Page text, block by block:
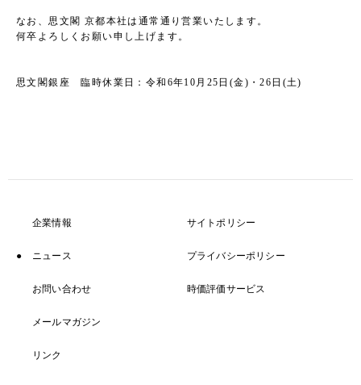
なお、思文閣 京都本社は通常通り営業いたします。
何卒よろしくお願い申し上げます。
思文閣銀座 臨時休業日：令和6年10月25日(金)・26日(土)
企業情報
ニュース
お問い合わせ
メールマガジン
リンク
サイトポリシー
プライバシーポリシー
時価評価サービス